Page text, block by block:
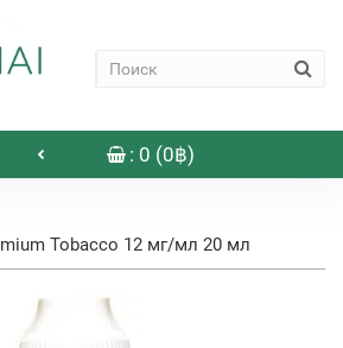
: 0 (0฿)
Tobacco 12 мг/мл 20 мл